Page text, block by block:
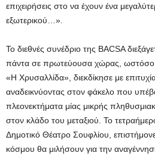
επιχειρήσεις στο να έχουν ένα
εξωτερικού…».
Το διεθνές συνέδριο της BACSA
πάντα σε πρωτεύουσα χώρας, ωστόσο
«Η Χρυσαλλίδα», διεκδίκησε με
αναδεικνύοντας στον φάκελο που
πλεονεκτήματα μίας μικρής
στον κλάδο του μεταξιού. Το
Δημοτικό Θέατρο Σουφλίου,
κόσμου θα μιλήσουν για την